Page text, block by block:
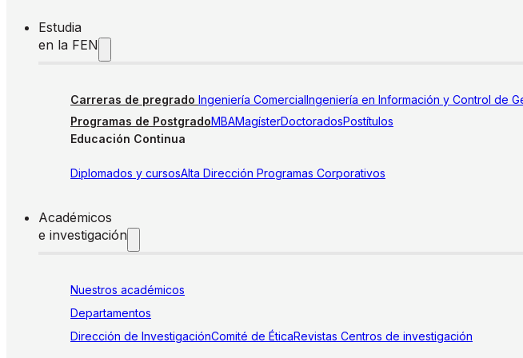
Estudia
en la FEN
Carreras de pregrado Ingeniería ComercialIngeniería en Información y Control de
Programas de PostgradoMBAMagísterDoctoradosPostítulos
Educación Continua
Diplomados y cursosAlta Dirección Programas Corporativos
Académicos
e investigación
Nuestros académicos
Departamentos
Dirección de InvestigaciónComité de ÉticaRevistas Centros de investigación